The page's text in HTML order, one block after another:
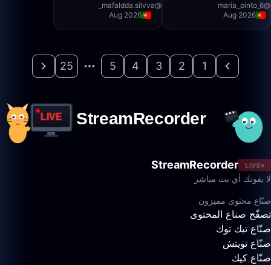
@
maria_pinto_6
Aug 2026
@
mafaldda.silvva_
Aug 2026
1
2
3
4
5
25
LIVE
StreamRecorder
لا يفوتك أي بث مباشر
صنّاع محتوى مميزون
تصفّح صناع المحتوى
صنّاع تيك توك
صنّاع تويتش
صنّاع كيك